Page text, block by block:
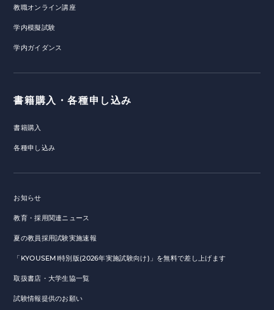
教職オンライン講座
学内模擬試験
学内ガイダンス
書籍購入・各種申し込み
書籍購入
各種申し込み
お知らせ
教育・採用関連ニュース
夏の教員採用試験実施速報
「KYOUSEMI特別版(2026年実施試験向け)」を無料で差し上げます
取扱書店・大学生協一覧
試験情報提供のお願い